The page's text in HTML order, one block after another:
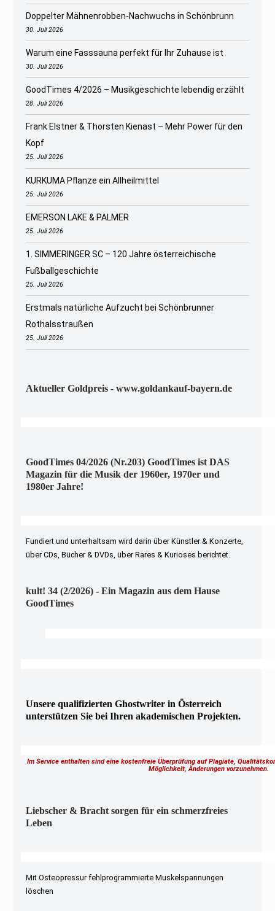
Doppelter Mähnenrobben-Nachwuchs in Schönbrunn
30. Juli 2026
Warum eine Fasssauna perfekt für Ihr Zuhause ist
30. Juli 2026
GoodTimes 4/2026 – Musikgeschichte lebendig erzählt
28. Juli 2026
Frank Elstner & Thorsten Kienast – Mehr Power für den
Kopf
25. Juli 2026
KURKUMA Pflanze ein Allheilmittel
25. Juli 2026
EMERSON LAKE & PALMER
25. Juli 2026
1. SIMMERINGER SC – 120 Jahre österreichische
Fußballgeschichte
25. Juli 2026
Erstmals natürliche Aufzucht bei Schönbrunner
Rothalsstraußen
25. Juli 2026
Aktueller Goldpreis - www.goldankauf-bayern.de
GoodTimes 04/2026 (Nr.203) GoodTimes ist DAS
Magazin für die Musik der 1960er, 1970er und
1980er Jahre!
Fundiert und unterhaltsam wird darin über Künstler & Konzerte,
über CDs, Bücher & DVDs, über Rares & Kurioses berichtet.
kult! 34 (2/2026) - Ein Magazin aus dem Hause
GoodTimes
Unsere qualifizierten Ghostwriter in Österreich
unterstützen Sie bei Ihren akademischen Projekten.
Im Service enthalten sind eine kostenfreie Überprüfung auf Plagiate,
Möglichkeit, Änderungen vorzunehmen.
Liebscher & Bracht sorgen für ein schmerzfreies
Leben
Mit Osteopressur fehlprogrammierte Muskelspannungen
löschen